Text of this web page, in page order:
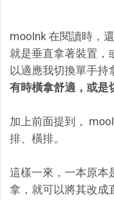
mooInk 在閱讀時，
就是垂直拿著裝置，
以適應我切換單手持
有時橫拿舒適，或是
加上前面提到，
排、橫排。
這樣一來，一本原本
拿，就可以將其改成